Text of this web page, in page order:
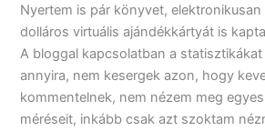
Nyertem is pár könyvet, elektronikusan
dolláros virtuális ajándékkártyát is
A bloggal kapcsolatban a
annyira, nem kesergek azon, hogy
kommentelnek, nem nézem meg
méréseit, inkább csak azt szoktam